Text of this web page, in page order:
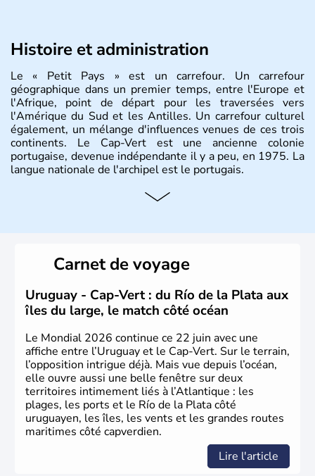
Histoire et administration
Le « Petit Pays » est un carrefour. Un carrefour
géographique dans un premier temps, entre l'Europe et
l'Afrique, point de départ pour les traversées vers
l'Amérique du Sud et les Antilles. Un carrefour culturel
également, un mélange d'influences venues de ces trois
continents. Le Cap-Vert est une ancienne colonie
portugaise, devenue indépendante il y a peu, en 1975. La
langue nationale de l'archipel est le portugais.
Carnet de voyage
Uruguay - Cap-Vert : du Río de la Plata aux
îles du large, le match côté océan
Le Mondial 2026 continue ce 22 juin avec une
affiche entre l’Uruguay et le Cap-Vert. Sur le terrain,
l’opposition intrigue déjà. Mais vue depuis l’océan,
elle ouvre aussi une belle fenêtre sur deux
territoires intimement liés à l’Atlantique : les
plages, les ports et le Río de la Plata côté
uruguayen, les îles, les vents et les grandes routes
maritimes côté capverdien.
Lire l'article